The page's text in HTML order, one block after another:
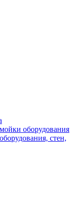
оборудования
стен,